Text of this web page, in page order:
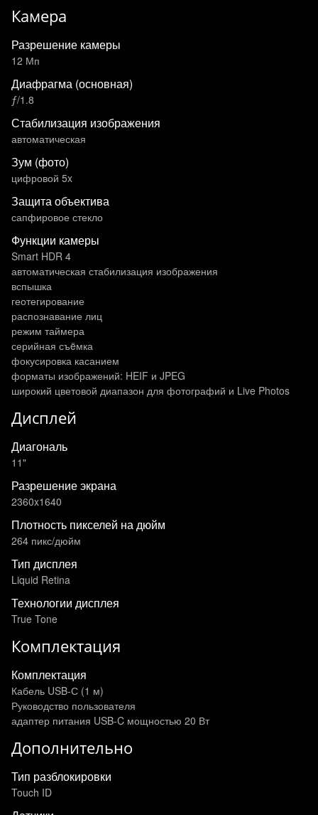
Камера
Разрешение камеры
12 Мп
Диафрагма (основная)
ƒ/1.8
Стабилизация изображения
автоматическая
Зум (фото)
цифровой 5x
Защита объектива
сапфировое стекло
Функции камеры
Smart HDR 4
автоматическая стабилизация изображения
вспышка
геотегирование
распознавание лиц
режим таймера
серийная съëмка
фокусировка касанием
форматы изображений: HEIF и JPEG
широкий цветовой диапазон для фотографий и Live Photos
Дисплей
Диагональ
11"
Разрешение экрана
2360x1640
Плотность пикселей на дюйм
264 пикс/дюйм
Тип дисплея
Liquid Retina
Технологии дисплея
True Tone
Комплектация
Комплектация
Кабель USB-С (1 м)
Руководство пользователя
адаптер питания USB‑C мощностью 20 Вт
Дополнительно
Тип разблокировки
Touch ID